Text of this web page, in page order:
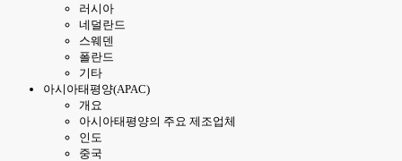
러시아
네덜란드
스웨덴
폴란드
기타
아시아태평양(APAC)
개요
아시아태평양의 주요 제조업체
인도
중국